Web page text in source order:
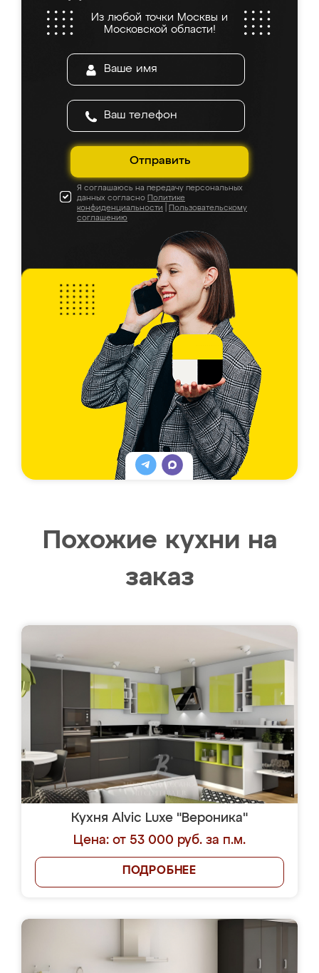
Из любой точки Москвы и
Московской области!
Отправить
Я соглашаюсь на передачу персональных
данных согласно Политике
конфиденциальности
Пользовательскому
соглашению
Похожие кухни на
заказ
Кухня Alvic Luxe "Вероника"
Цена: от 53 000 руб. за п.м.
ПОДРОБНЕЕ